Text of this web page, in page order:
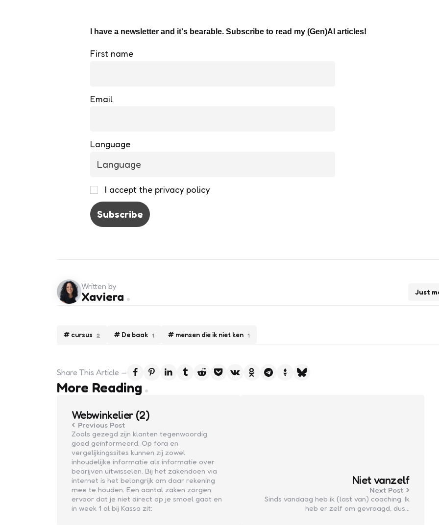
I have a newsletter and it's bearable. Subscribe to read my (Gen)AI articles!
First name
Email
Language
I accept the privacy policy
cursus 2 De baak 1 mensen die ik niet ken 1
Just
Written by
Xaviera
Share This Article
More Reading
Post
navigation
Webwinkelier (2)
Previous Post
Zoals gezegd zijn klanten tegenwoordig
goed geïnformeerd. Op fora en
vergelijkingssites kunnen zij zowel
inhoudelijke informatie als informatie over
bedrijven uitwisselen. Bij het zakendoen via
internet is het belangrijk om daar rekening
mee te houden. Een aantal zaken zorgen
ervoor dat je niet direct op je smoel gaat en
in week 1 al bij Kassa zit:
Niet vanzelf
Next Post
Sinds vandaag heb ik (last van) coaching. Ik
heb er zelf om gevraagd, dus…